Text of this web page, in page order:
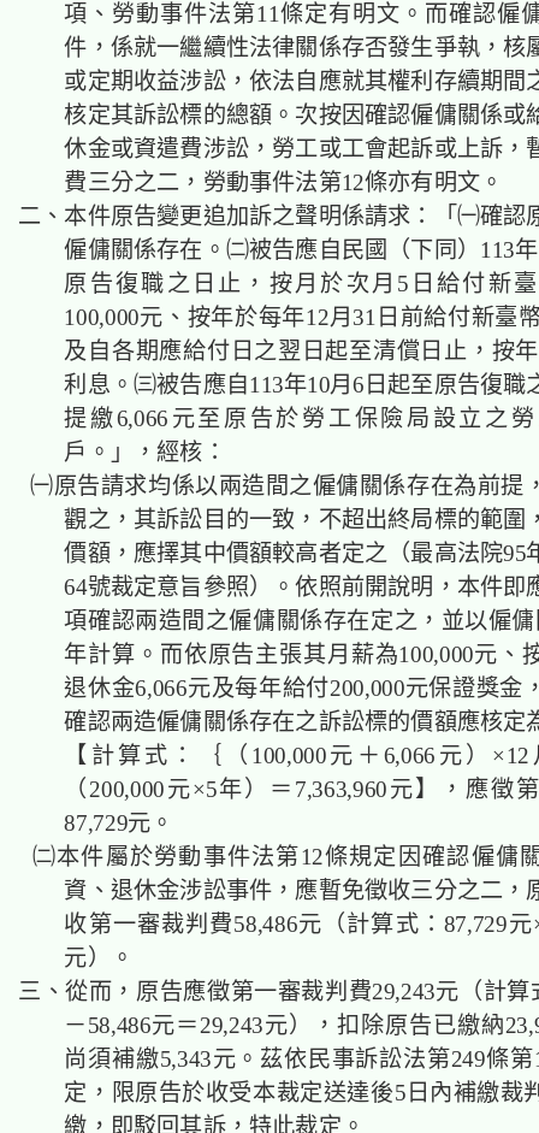
項、勞動事件法第11條定有明文。而確認僱
件，係就一繼續性法律關係存否發生爭執，核
或定期收益涉訟，依法自應就其權利存續期間
核定其訴訟標的總額。次按因確認僱傭關係或
休金或資遣費涉訟，勞工或工會起訴或上訴，
費三分之二，勞動事件法第12條亦有明文。
二、本件原告變更追加訴之聲明係請求：「㈠確認
僱傭關係存在。㈡被告應自民國（下同）113
原告復職之日止，按月於次月5日給付新
100,000元、按年於每年12月31日前給付新臺
及自各期應給付日之翌日起至清償日止，按
利息。㈢被告應自113年10月6日起至原告復職
提繳6,066元至原告於勞工保險局設立之
戶。」，經核：
㈠原告請求均係以兩造間之僱傭關係存在為前提
觀之，其訴訟目的一致，不超出終局標的範圍
價額，應擇其中價額較高者定之（最高法院95
64號裁定意旨參照）。依照前開說明，本件即
項確認兩造間之僱傭關係存在定之，並以僱
年計算。而依原告主張其月薪為100,000元、
退休金6,066元及每年給付200,000元保證獎金
確認兩造僱傭關係存在之訴訟標的價額應核定
【計算式：｛（100,000元＋6,066元）
（200,000元×5年）＝7,363,960元】，應徵
87,729元。
㈡本件屬於勞動事件法第12條規定因確認僱傭
資、退休金涉訟事件，應暫免徵收三分之二，
收第一審裁判費58,486元（計算式：87,729元
元）。
三、從而，原告應徵第一審裁判費29,243元（計算
－58,486元＝29,243元），扣除原告已繳納
尚須補繳5,343元。茲依民事訴訟法第249條
定，限原告於收受本裁定送達後5日內補繳裁
繳，即駁回其訴，特此裁定。